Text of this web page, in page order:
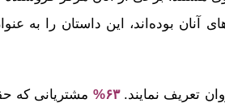
آنان بوده‌اند، این داستان را به
تعریف نمایند.۶۳%
مشتریانی که